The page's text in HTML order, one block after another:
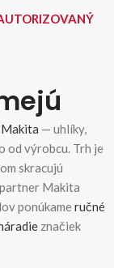
— uhlíky,
od výrobcu. Trh je
skracujú
Makita
ponúkameručné
značiek